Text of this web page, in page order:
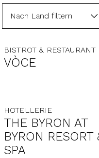
Nach Land filtern
BISTROT & RESTAURANT
VÒCE
HOTELLERIE
THE BYRON AT
BYRON RESORT
SPA